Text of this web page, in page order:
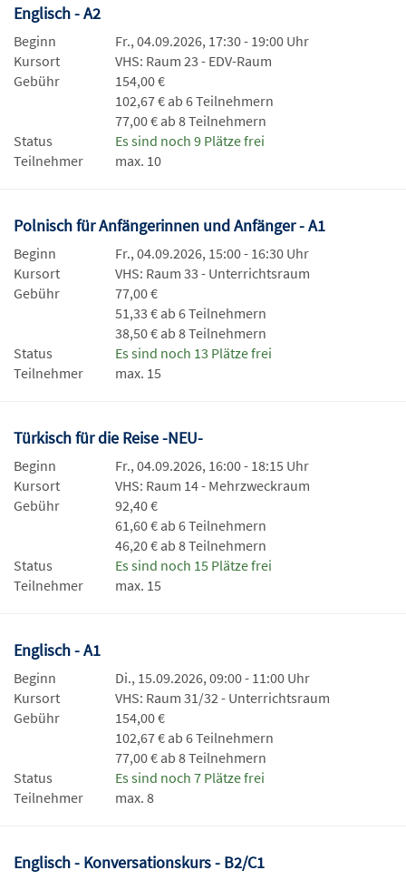
Englisch - A2
Beginn
Fr., 04.09.2026, 17:30 - 19:00 Uhr
Kursort
VHS: Raum 23 - EDV-Raum
Gebühr
154,00 €
102,67 € ab 6 Teilnehmern
77,00 € ab 8 Teilnehmern
Status
Es sind noch 9 Plätze frei
Teilnehmer
max. 10
Polnisch für Anfängerinnen und Anfänger - A1
Beginn
Fr., 04.09.2026, 15:00 - 16:30 Uhr
Kursort
VHS: Raum 33 - Unterrichtsraum
Gebühr
77,00 €
51,33 € ab 6 Teilnehmern
38,50 € ab 8 Teilnehmern
Status
Es sind noch 13 Plätze frei
Teilnehmer
max. 15
Türkisch für die Reise -NEU-
Beginn
Fr., 04.09.2026, 16:00 - 18:15 Uhr
Kursort
VHS: Raum 14 - Mehrzweckraum
Gebühr
92,40 €
61,60 € ab 6 Teilnehmern
46,20 € ab 8 Teilnehmern
Status
Es sind noch 15 Plätze frei
Teilnehmer
max. 15
Englisch - A1
Beginn
Di., 15.09.2026, 09:00 - 11:00 Uhr
Kursort
VHS: Raum 31/32 - Unterrichtsraum
Gebühr
154,00 €
102,67 € ab 6 Teilnehmern
77,00 € ab 8 Teilnehmern
Status
Es sind noch 7 Plätze frei
Teilnehmer
max. 8
Englisch - Konversationskurs - B2/C1